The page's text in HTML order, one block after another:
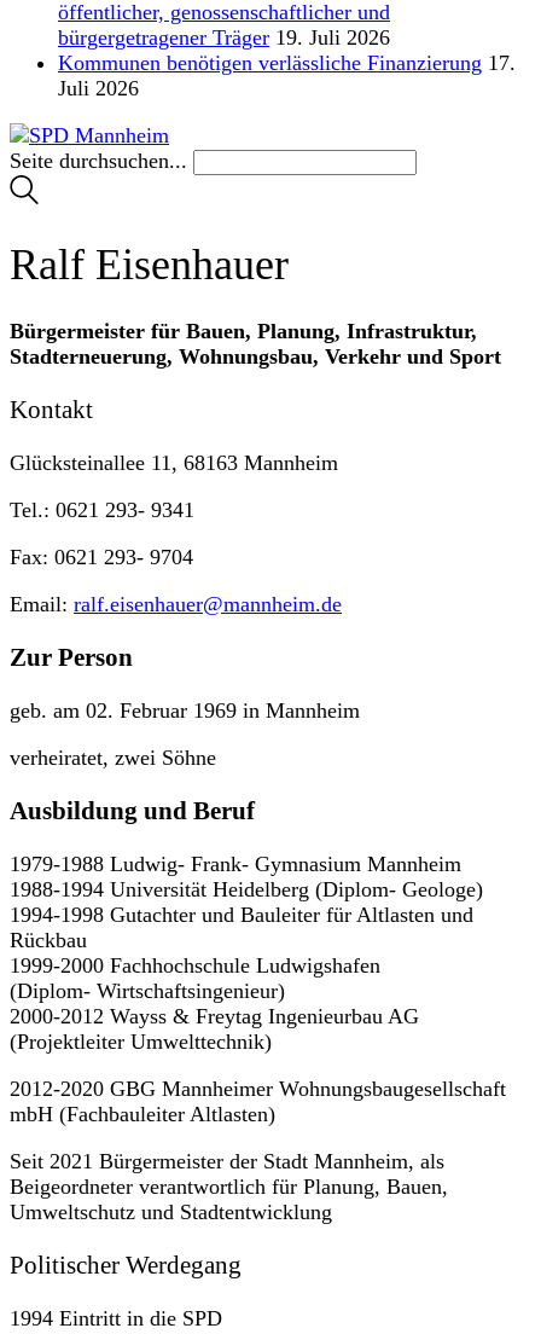
öffentlicher, genossenschaftlicher und
bürgergetragener Träger 19. Juli 2026
Kommunen benötigen verlässliche Finanzierung 17.
Juli 2026
Seite durchsuchen...
Ralf Eisenhauer
Bürgermeister für Bauen, Planung, Infrastruktur,
Stadterneuerung, Wohnungsbau, Verkehr und Sport
Kontakt
Glücksteinallee 11, 68163 Mannheim
Tel.: 0621 293- 9341
Fax: 0621 293- 9704
Email: ralf.eisenhauer@mannheim.de
Zur Person
geb. am 02. Februar 1969 in Mannheim
verheiratet, zwei Söhne
Ausbildung und Beruf
1979-1988 Ludwig- Frank- Gymnasium Mannheim
1988-1994 Universität Heidelberg (Diplom- Geologe)
1994-1998 Gutachter und Bauleiter für Altlasten und
Rückbau
1999-2000 Fachhochschule Ludwigshafen
(Diplom- Wirtschaftsingenieur)
2000-2012 Wayss & Freytag Ingenieurbau AG
(Projektleiter Umwelttechnik)
2012-2020 GBG Mannheimer Wohnungsbaugesellschaft
mbH (Fachbauleiter Altlasten)
Seit 2021 Bürgermeister der Stadt Mannheim, als
Beigeordneter verantwortlich für Planung, Bauen,
Umweltschutz und Stadtentwicklung
Politischer Werdegang
1994 Eintritt in die SPD